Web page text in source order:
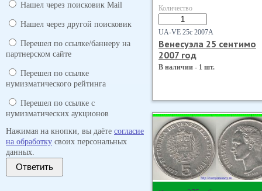
Нашел через поисковик Mail
Нашел через другой поисковик
Перешел по ссылке/баннеру на
партнерском сайте
Перешел по ссылке
нумизматического рейтинга
Перешел по ссылке с
нумизматических аукционов
Нажимая на кнопки, вы даёте согласие
на обработку своих персональных
данных.
Ответить
Количество
UA-VE 25с 2007А
Венесуэла 25 сентимо
2007 год
В наличии - 1 шт.